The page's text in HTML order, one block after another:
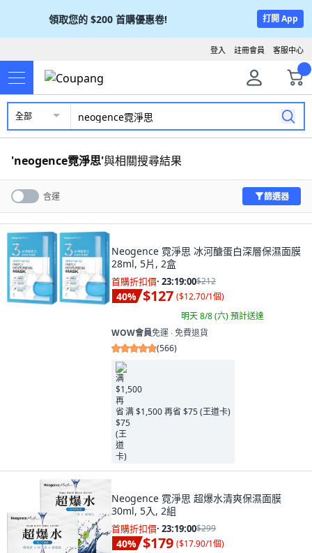
領取您的 $200 首購優惠卷! 打開 App
客服中心
註冊會員
登入
全部
'neogence霓淨思'與相關搜尋結果
含運 篩選器
Neogence 霓淨思 冰河醣蛋白深層保濕面膜
28ml, 5片, 2盒
首購折扣價· 23:18:58$212
40% $127 ($12.70/1個)
明天 8/8 (六)預計送達
WOW會員免運 ∙ 免費退貨
(566)
满 $1,500 再省 $75 (王道卡)
Neogence 霓淨思 超爆水清爽保濕面膜
30ml, 5入, 2組
首購折扣價· 23:18:58$299
40% $179 ($17.90/1個)